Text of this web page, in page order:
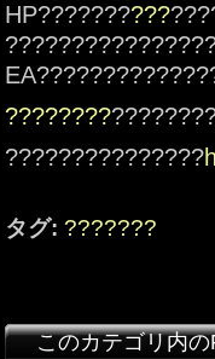
HP??????????
????????
???????????????
タグ: ???????
このカテゴリ内